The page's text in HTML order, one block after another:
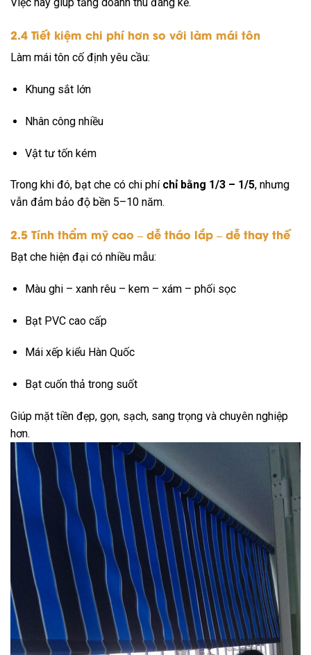
Việc này giúp tăng doanh thu đáng kể.
2.4 Tiết kiệm chi phí hơn so với làm mái tôn
Làm mái tôn cố định yêu cầu:
Khung sắt lớn
Nhân công nhiều
Vật tư tốn kém
Trong khi đó, bạt che có chi phí chỉ bằng 1/3 – 1/5, nhưng
vẫn đảm bảo độ bền 5–10 năm.
2.5 Tính thẩm mỹ cao – dễ tháo lắp – dễ thay thế
Bạt che hiện đại có nhiều mẫu:
Màu ghi – xanh rêu – kem – xám – phối sọc
Bạt PVC cao cấp
Mái xếp kiểu Hàn Quốc
Bạt cuốn thả trong suốt
Giúp mặt tiền đẹp, gọn, sạch, sang trọng và chuyên nghiệp
hơn.